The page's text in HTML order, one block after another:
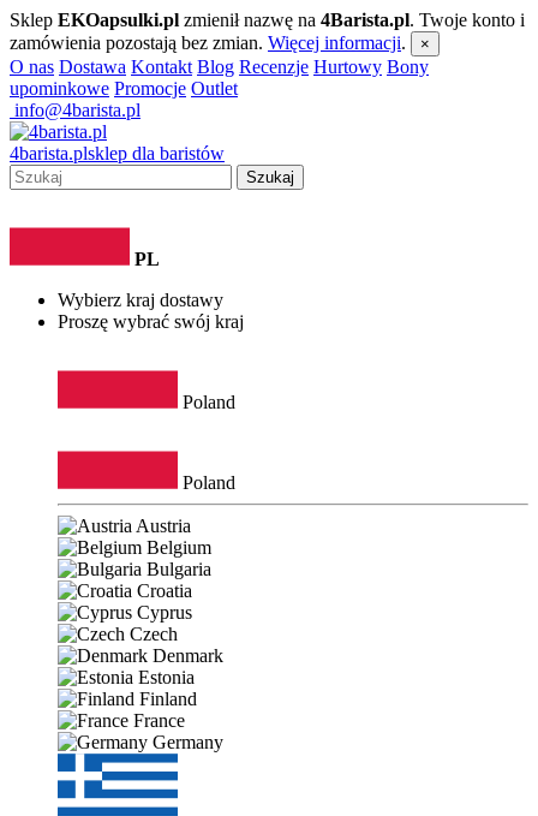
Sklep EKOapsulki.pl zmienił nazwę na 4Barista.pl. Twoje konto i
zamówienia pozostają bez zmian. Więcej informacji. ×
O nas Dostawa Kontakt Blog Recenzje Hurtowy Bony
upominkowe Promocje Outlet
info@4barista.pl
4barista.plsklep dla baristów
Szukaj
PL
Wybierz kraj dostawy
Proszę wybrać swój kraj
Poland
Poland
Austria
Belgium
Bulgaria
Croatia
Cyprus
Czech
Denmark
Estonia
Finland
France
Germany